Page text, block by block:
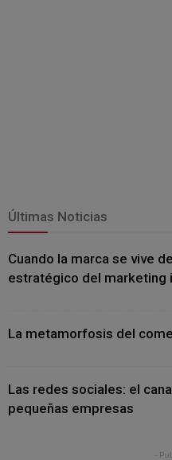
Últimas Noticias
Cuando la marca se vive
estratégico del marketing
La metamorfosis del
Las redes sociales: el
pequeñas empresas
-